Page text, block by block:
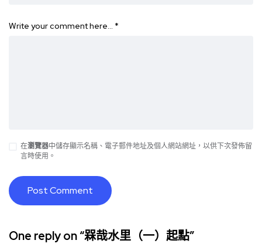
Write your comment here… *
在瀏覽器中儲存顯示名稱、電子郵件地址及個人網站網址，以供下次發佈留
言時使用。
One reply on “槑哉水里（一）起點”